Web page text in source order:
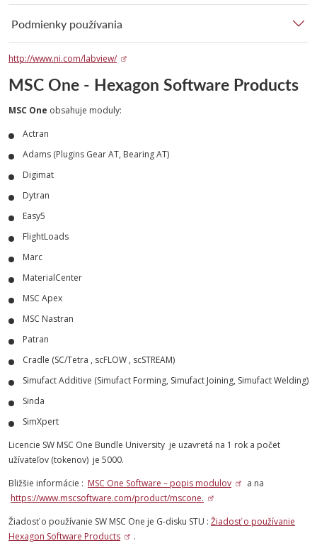
Podmienky používania
http://www.ni.com/labview/
MSC One - Hexagon Software Products
MSC One obsahuje moduly:
Actran
Adams (Plugins Gear AT, Bearing AT)
Digimat
Dytran
Easy5
FlightLoads
Marc
MaterialCenter
MSC Apex
MSC Nastran
Patran
Cradle (SC/Tetra , scFLOW , scSTREAM)
Simufact Additive (Simufact Forming, Simufact Joining, Simufact Welding)
Sinda
SimXpert
Licencie SW MSC One Bundle University je uzavretá na 1 rok a počet
užívateľov (tokenov) je 5000.
Bližšie informácie : MSC One Software – popis modulov
a na
https://www.mscsoftware.com/product/mscone.
Žiadosť o používanie SW MSC One je G-disku STU : Žiadosť o používanie
Hexagon Software Products
.